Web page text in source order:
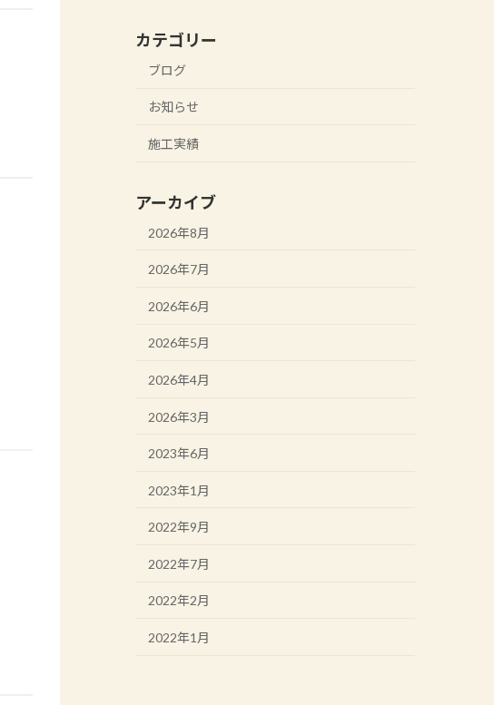
カテゴリー
ブログ
お知らせ
施工実績
アーカイブ
2026年8月
2026年7月
2026年6月
2026年5月
2026年4月
2026年3月
2023年6月
2023年1月
2022年9月
2022年7月
2022年2月
2022年1月